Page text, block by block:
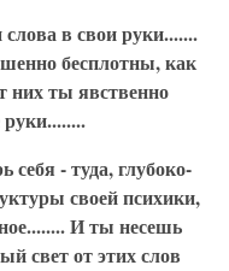
в свои руки.......
бесплотны, как
них ты явственно
себя - туда, глубоко-
своей психики,
И ты несешь
свет от этих слов